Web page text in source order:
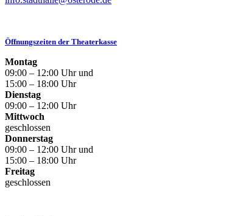
Öffnungszeiten der Theaterkasse
Montag
09:00 – 12:00 Uhr und
15:00 – 18:00 Uhr
Dienstag
09:00 – 12:00 Uhr
Mittwoch
geschlossen
Donnerstag
09:00 – 12:00 Uhr und
15:00 – 18:00 Uhr
Freitag
geschlossen